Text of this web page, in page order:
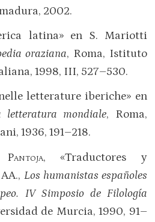
2002.
latina» en S. Mariotti
oraziana, Roma, Istituto
1998, III, 527–530.
letterature iberiche» en
letteratura mondiale, Roma,
1936, 191–218.
, «Traductores y
Los humanistas españoles
IV Simposio de Filología
de Murcia, 1990, 91–